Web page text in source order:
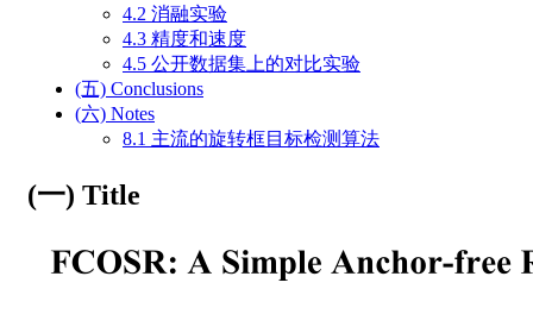
4.2 消融实验
4.3 精度和速度
4.5 公开数据集上的对比实验
(五) Conclusions
(六) Notes
8.1 主流的旋转框目标检测算法
(一) Title